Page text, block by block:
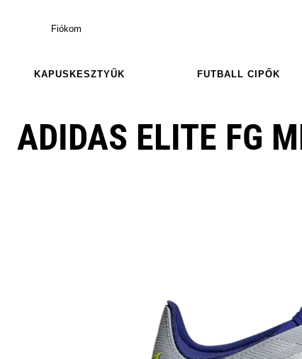
Fiókom
KAPUSKESZTYŰK FUTBALL CIPŐK
ADIDAS ELITE FG